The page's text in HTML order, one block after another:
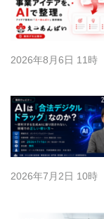
2026年8月6日 11時
2026年7月2日 10時